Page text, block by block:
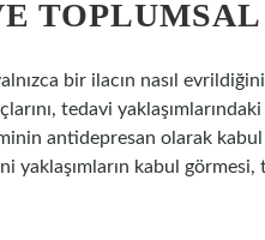
bir ilacın nasıl
tedavi
antidepresan olarak kabul
yaklaşımların kabul görmesi,